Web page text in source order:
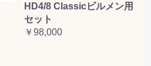
HD4/8 Classicビルメン用
セット
￥98,000